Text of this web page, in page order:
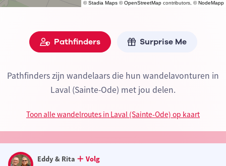
©Stadia Maps ©OpenStreetMap contributors, ©NodeMapp
Pathfinders Surprise Me
Pathfinders zijn wandelaars die hun wandelavonturen in
Laval (Sainte-Ode) met jou delen.
Toon alle wandelroutes in Laval (Sainte-Ode) op kaart
Eddy & Rita
Volg